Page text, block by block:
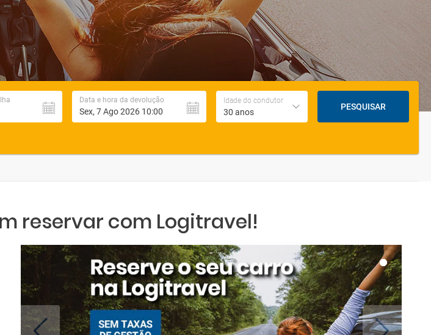
Data e hora da devolução Idade do condutor
30 anos
PESQUISAR
reservar com Logitravel!